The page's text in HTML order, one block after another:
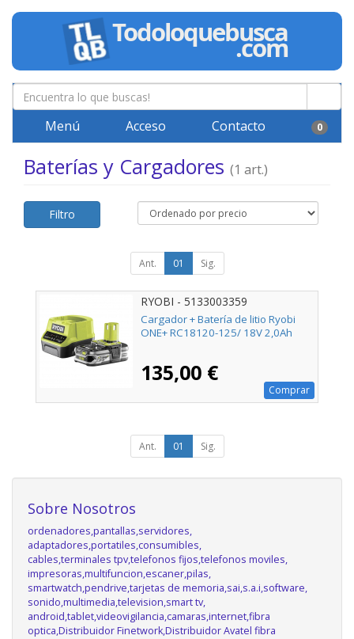
Menú Acceso Contacto 0
Baterías y Cargadores (1 art.)
Filtro
Ant. 01 Sig.
RYOBI - 5133003359
Cargador + Batería de litio Ryobi
ONE+ RC18120-125/ 18V 2,0Ah
135,00 €
Comprar
Ant. 01 Sig.
Sobre Nosotros
ordenadores,pantallas,servidores,
adaptadores,portatiles,consumibles,
cables,terminales tpv,telefonos fijos,telefonos moviles,
impresoras,multifuncion,escaner,pilas,
smartwatch,pendrive,tarjetas de memoria,sai,s.a.i,software,
sonido,multimedia,television,smart tv,
android,tablet,videovigilancia,camaras,internet,fibra
optica,Distribuidor Finetwork,Distribuidor Avatel fibra